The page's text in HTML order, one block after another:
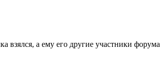
взялся, а ему его другие участники